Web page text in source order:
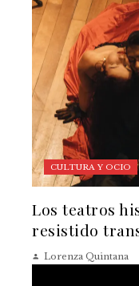
CULTURA Y OCIO
Los teatros
resistido
Lorenza Quintana